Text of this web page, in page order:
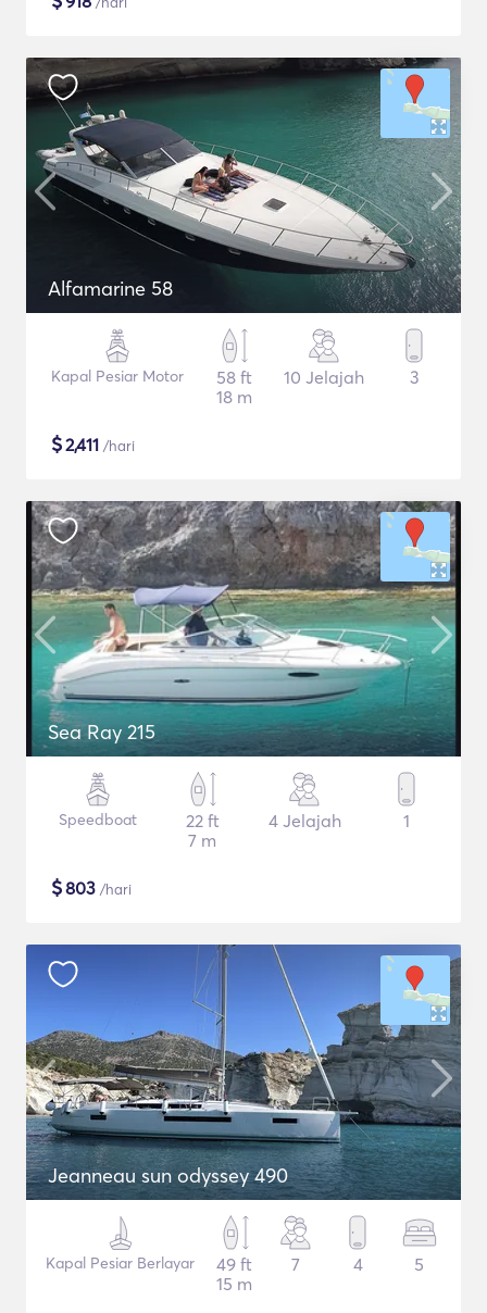
Alfamarine 58
Kapal Pesiar Motor
58 ft
18 m
10 Jelajah 3
$2,411 /hari
Sea Ray 215
Speedboat
22 ft
7 m
4 Jelajah 1
$803 /hari
Jeanneau sun odyssey 490
Kapal Pesiar Berlayar
49 ft
15 m
7 4 5